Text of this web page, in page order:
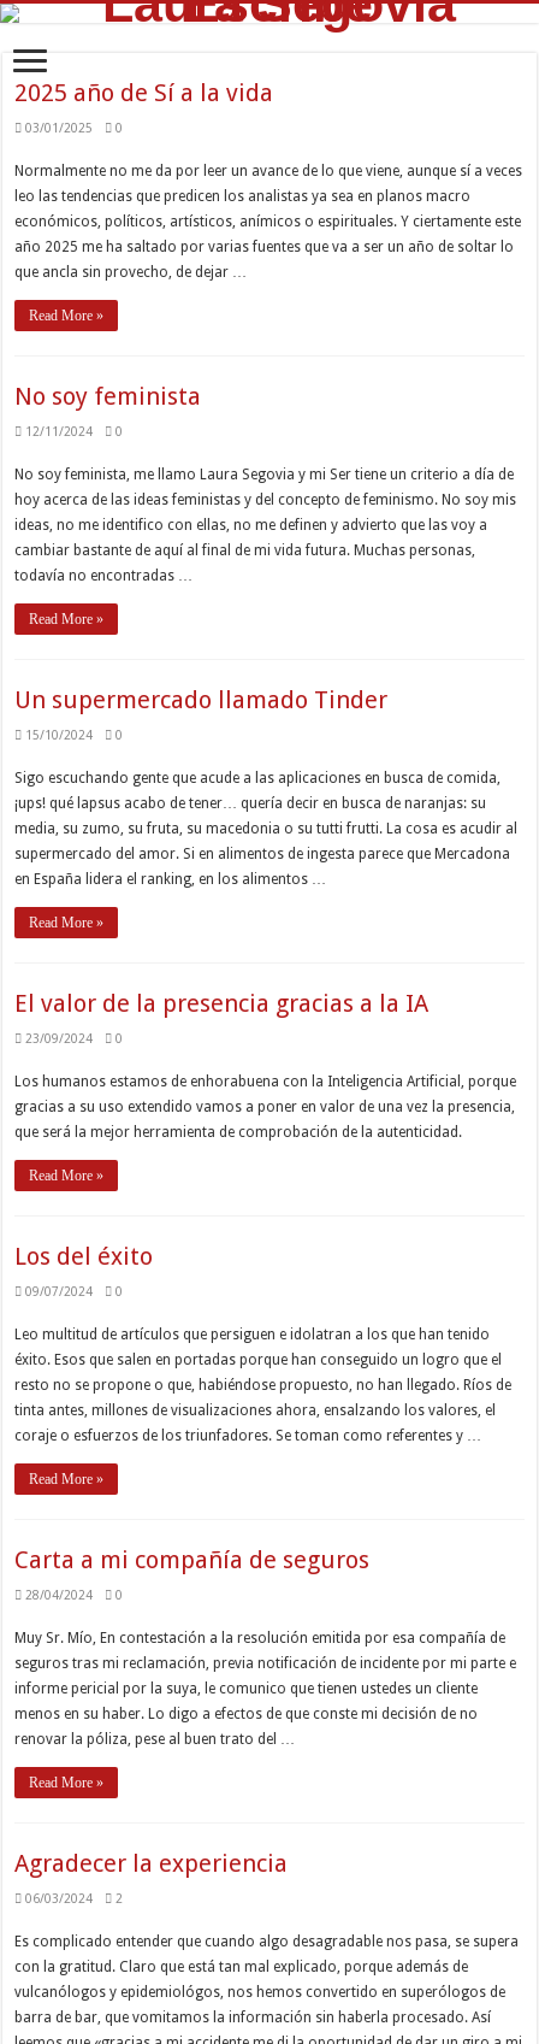
2025 año de Sí a la vida
03/01/2025 0
Normalmente no me da por leer un avance de lo que viene, aunque sí a veces
leo las tendencias que predicen los analistas ya sea en planos macro
económicos, políticos, artísticos, anímicos o espirituales. Y ciertamente este
año 2025 me ha saltado por varias fuentes que va a ser un año de soltar lo
que ancla sin provecho, de dejar …
Read More »
No soy feminista
12/11/2024 0
No soy feminista, me llamo Laura Segovia y mi Ser tiene un criterio a día de
hoy acerca de las ideas feministas y del concepto de feminismo. No soy mis
ideas, no me identifico con ellas, no me definen y advierto que las voy a
cambiar bastante de aquí al final de mi vida futura. Muchas personas,
todavía no encontradas …
Read More »
Un supermercado llamado Tinder
15/10/2024 0
Sigo escuchando gente que acude a las aplicaciones en busca de comida,
¡ups! qué lapsus acabo de tener… quería decir en busca de naranjas: su
media, su zumo, su fruta, su macedonia o su tutti frutti. La cosa es acudir al
supermercado del amor. Si en alimentos de ingesta parece que Mercadona
en España lidera el ranking, en los alimentos …
Read More »
El valor de la presencia gracias a la IA
23/09/2024 0
Los humanos estamos de enhorabuena con la Inteligencia Artificial, porque
gracias a su uso extendido vamos a poner en valor de una vez la presencia,
que será la mejor herramienta de comprobación de la autenticidad.
Read More »
Los del éxito
09/07/2024 0
Leo multitud de artículos que persiguen e idolatran a los que han tenido
éxito. Esos que salen en portadas porque han conseguido un logro que el
resto no se propone o que, habiéndose propuesto, no han llegado. Ríos de
tinta antes, millones de visualizaciones ahora, ensalzando los valores, el
coraje o esfuerzos de los triunfadores. Se toman como referentes y …
Read More »
Carta a mi compañía de seguros
28/04/2024 0
Muy Sr. Mío, En contestación a la resolución emitida por esa compañía de
seguros tras mi reclamación, previa notificación de incidente por mi parte e
informe pericial por la suya, le comunico que tienen ustedes un cliente
menos en su haber. Lo digo a efectos de que conste mi decisión de no
renovar la póliza, pese al buen trato del …
Read More »
Agradecer la experiencia
06/03/2024 2
Es complicado entender que cuando algo desagradable nos pasa, se supera
con la gratitud. Claro que está tan mal explicado, porque además de
vulcanólogos y epidemiológos, nos hemos convertido en superólogos de
barra de bar, que vomitamos la información sin haberla procesado. Así